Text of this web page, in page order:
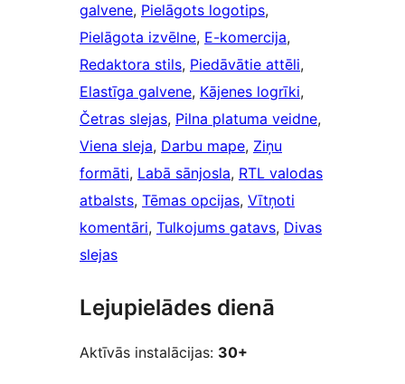
galvene, Pielāgots logotips
Pielāgota izvēlne, E-komercija
Redaktora stils, Piedāvātie attēli
Elastīga galvene, Kājenes logrīki
Četras slejas, Pilna platuma veidne
Viena sleja, Darbu mape, Ziņu
formāti, Labā sānjosla, RTL valodas
atbalsts, Tēmas opcijas, Vītņoti
komentāri, Tulkojums gatavs, Divas
slejas
Lejupielādes dienā
Aktīvās instalācijas: 30+